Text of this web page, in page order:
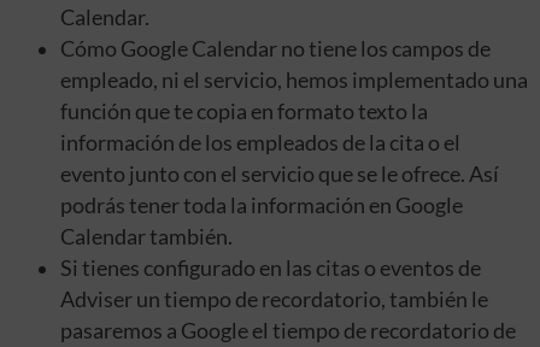
Calendar.
Cómo Google Calendar no tiene los campos de
empleado, ni el servicio, hemos implementado una
función que te copia en formato texto la
información de los empleados de la cita o el
evento junto con el servicio que se le ofrece. Así
podrás tener toda la información en Google
Calendar también.
Si tienes configurado en las citas o eventos de
Adviser un tiempo de recordatorio, también le
pasaremos a Google el tiempo de recordatorio de